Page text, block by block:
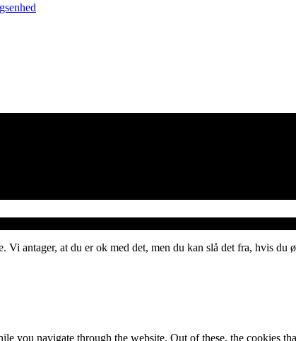
antager, at du er ok med det, men du kan slå det fra, hvis du
you navigate through the website. Out of these, the cookies